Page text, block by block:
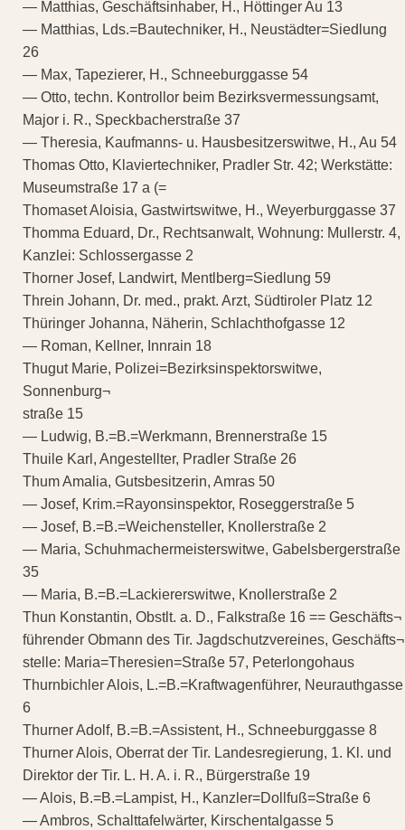
— Matthias, Geschäftsinhaber, H., Höttinger Au 13
— Matthias, Lds.=Bautechniker, H., Neustädter=Siedlung
26
— Max, Tapezierer, H., Schneeburggasse 54
— Otto, techn. Kontrollor beim Bezirksvermessungsamt,
Major i. R., Speckbacherstraße 37
— Theresia, Kaufmanns- u. Hausbesitzerswitwe, H., Au 54
Thomas Otto, Klaviertechniker, Pradler Str. 42; Werkstätte:
Museumstraße 17 a (=
Thomaset Aloisia, Gastwirtswitwe, H., Weyerburggasse 37
Thomma Eduard, Dr., Rechtsanwalt, Wohnung: Mullerstr. 4,
Kanzlei: Schlossergasse 2
Thorner Josef, Landwirt, Mentlberg=Siedlung 59
Threin Johann, Dr. med., prakt. Arzt, Südtiroler Platz 12
Thüringer Johanna, Näherin, Schlachthofgasse 12
— Roman, Kellner, Innrain 18
Thugut Marie, Polizei=Bezirksinspektorswitwe,
Sonnenburg¬
straße 15
— Ludwig, B.=B.=Werkmann, Brennerstraße 15
Thuile Karl, Angestellter, Pradler Straße 26
Thum Amalia, Gutsbesitzerin, Amras 50
— Josef, Krim.=Rayonsinspektor, Roseggerstraße 5
— Josef, B.=B.=Weichensteller, Knollerstraße 2
— Maria, Schuhmachermeisterswitwe, Gabelsbergerstraße
35
— Maria, B.=B.=Lackiererswitwe, Knollerstraße 2
Thun Konstantin, Obstlt. a. D., Falkstraße 16 == Geschäfts¬
führender Obmann des Tir. Jagdschutzvereines, Geschäfts¬
stelle: Maria=Theresien=Straße 57, Peterlongohaus
Thurnbichler Alois, L.=B.=Kraftwagenführer, Neurauthgasse
6
Thurner Adolf, B.=B.=Assistent, H., Schneeburggasse 8
Thurner Alois, Oberrat der Tir. Landesregierung, 1. Kl. und
Direktor der Tir. L. H. A. i. R., Bürgerstraße 19
— Alois, B.=B.=Lampist, H., Kanzler=Dollfuß=Straße 6
— Ambros, Schalttafelwärter, Kirschentalgasse 5